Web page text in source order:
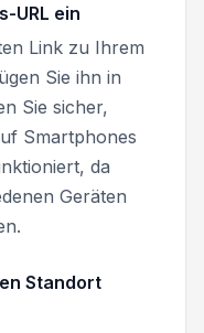
URL ein
Link zu Ihrem
Sie ihn in
Sie sicher,
Smartphones
da
Geräten
Standort